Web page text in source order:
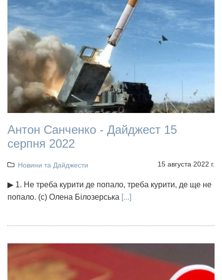
Антон Санченко - Дайджест 15
серпня 2022
Новини та Дайджести 15 августа 2022 г.
▶ 1. Не треба курити де попало, треба курити, де ще не
попало. (с) Олена Білозерська [...]